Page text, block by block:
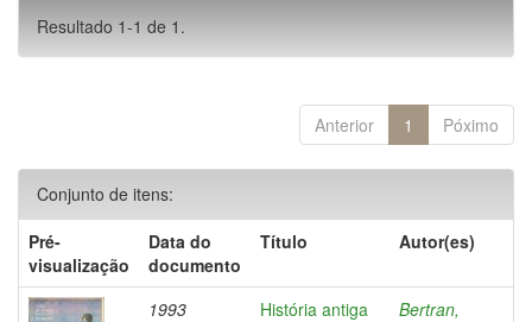
Resultado 1-1 de 1.
Anterior 1 Póximo
Conjunto de itens:
Pré-
visualização
Data do
documento
Título Autor(es)
1993
História antiga
Bertran,